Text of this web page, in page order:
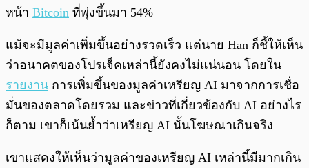
หน้า Bitcoin ที่พุ่งขึ้นมา 54%
แม้จะมีมูลค่าเพิ่มขึ้นอย่างรวดเร็ว แต่นาย Han ก็ชี้ให้เห็น
ว่าอนาคตของโปรเจ็คเหล่านี้ยังคงไม่แน่นอน โดยใน
รายงาน การเพิ่มขึ้นของมูลค่าเหรียญ AI มาจากการเชื่อ
มั่นของตลาดโดยรวม และข่าวที่เกี่ยวข้องกับ AI อย่างไร
ก็ตาม เขาก็เน้นย้ำว่าเหรียญ AI นั้นโฆษณาเกินจริง
เขาแสดงให้เห็นว่ามูลค่าของเหรียญ AI เหล่านี้มีมากเกิน